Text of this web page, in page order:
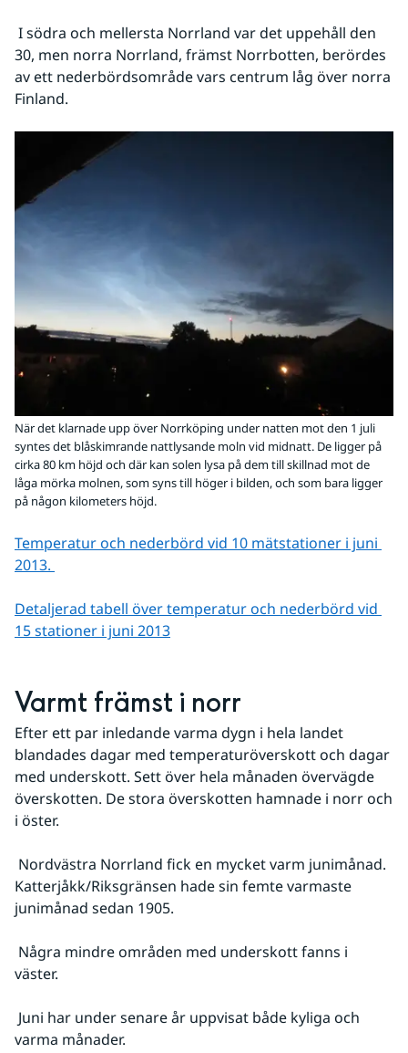
30, men norra Norrland, främst Norrbotten, berördes
av ett nederbördsområde vars centrum låg över norra
Finland.
När det klarnade upp över Norrköping under natten mot den 1 juli
syntes det blåskimrande nattlysande moln vid midnatt. De ligger på
cirka 80 km höjd och där kan solen lysa på dem till skillnad mot de
låga mörka molnen, som syns till höger i bilden, och som bara ligger
på någon kilometers höjd.
Temperatur och nederbörd vid 10 mätstationer i juni
2013.
Detaljerad tabell över temperatur och nederbörd vid
15 stationer i juni 2013
Varmt främst i norr
Efter ett par inledande varma dygn i hela landet
blandades dagar med temperaturöverskott och dagar
med underskott. Sett över hela månaden övervägde
överskotten. De stora överskotten hamnade i norr och
i öster.
Katterjåkk/Riksgränsen hade sin femte varmaste
junimånad sedan 1905.
väster.
varma månader.